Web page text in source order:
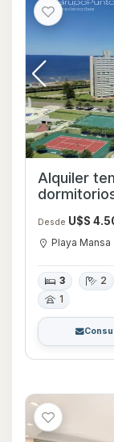
Alquiler
Desde U$S
Playa Mansa
3 2
1